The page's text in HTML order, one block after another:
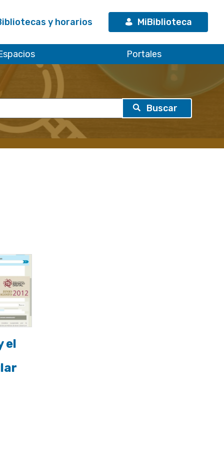
y horarios MiBiblioteca
Portales
el